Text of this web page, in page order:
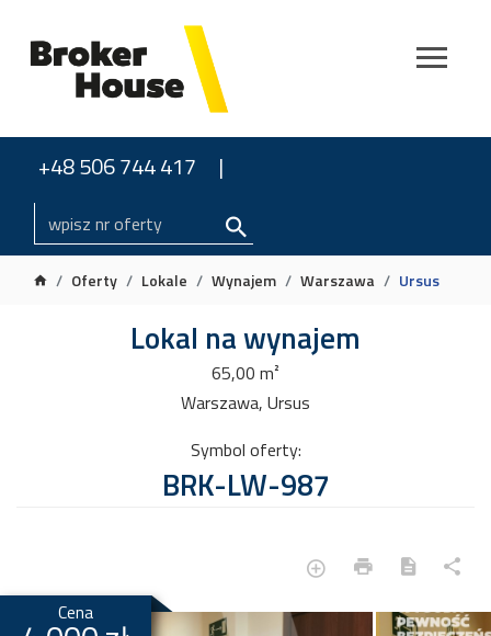
+48 506 744 417
Oferty Lokale Wynajem Warszawa Ursus
Lokal na wynajem
65,00 m²
Warszawa, Ursus
Symbol oferty:
BRK-LW-987
Cena